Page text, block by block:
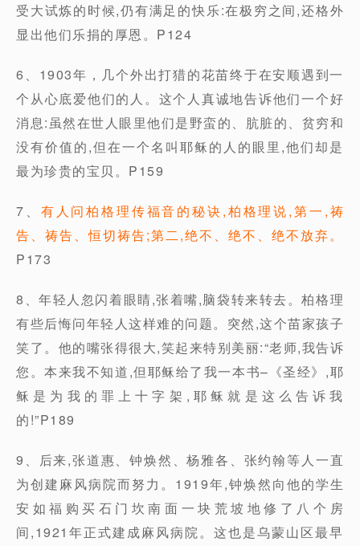
受大试炼的时候,仍有满足的快乐:在极穷之间,还格外
显出他们乐捐的厚恩。P124
6、1903年，几个外出打猎的花苗终于在安顺遇到一
个从心底爱他们的人。这个人真诚地告诉他们一个好
消息:虽然在世人眼里他们是野蛮的、肮脏的、贫穷和
没有价值的,但在一个名叫耶稣的人的眼里,他们却是
最为珍贵的宝贝。P159
7、 有人问柏格理传福音的秘诀,柏格理说,第一,祷
告、祷告、恒切祷告;第二,绝不、绝不、绝不放弃。
P173
8、年轻人忽闪着眼睛,张着嘴,脑袋转来转去。柏格理
有些后悔问年轻人这样难的问题。突然,这个苗家孩子
笑了。他的嘴张得很大,笑起来特别美丽:“老师,我告诉
您。本来我不知道,但耶稣给了我一本书–《圣经》,耶
稣是为我的罪上十字架,耶稣就是这么告诉我
的!”P189
9、后来,张道惠、钟焕然、杨雅各、张约翰等人一直
为创建麻风病院而努力。1919年,钟焕然向他的学生
安如福购买石门坎南面一块荒坡地修了八个房
间,1921年正式建成麻风病院。这也是乌蒙山区最早